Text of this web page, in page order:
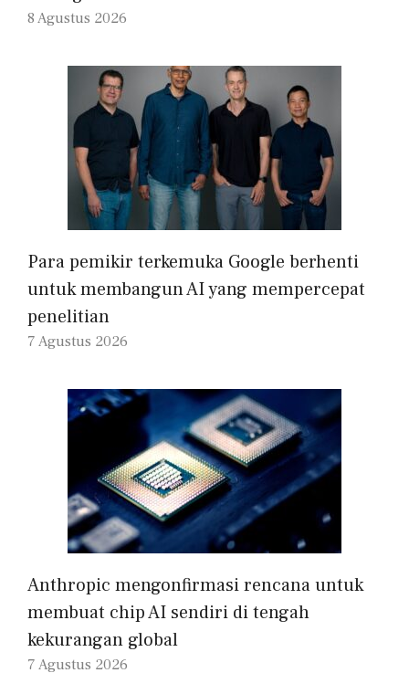
8 Agustus 2026
Para pemikir terkemuka Google berhenti
untuk membangun AI yang mempercepat
penelitian
7 Agustus 2026
Anthropic mengonfirmasi rencana untuk
membuat chip AI sendiri di tengah
kekurangan global
7 Agustus 2026